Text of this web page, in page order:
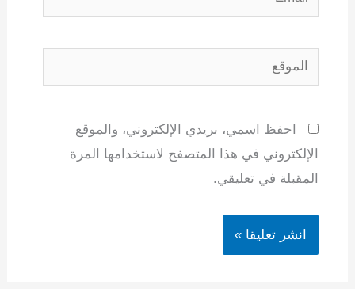
الموقع
احفظ اسمي، بريدي الإلكتروني، والموقع
الإلكتروني في هذا المتصفح لاستخدامها المرة
المقبلة في تعليقي.